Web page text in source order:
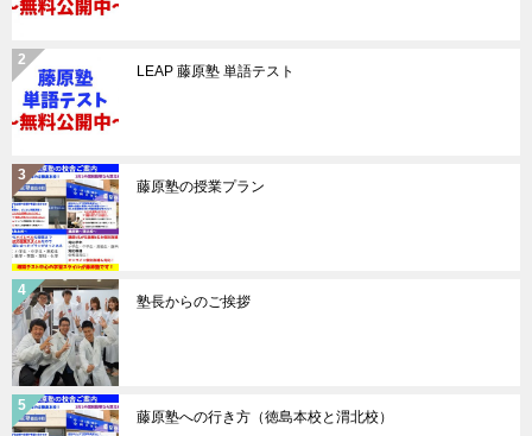
LEAP 藤原塾 単語テスト
藤原塾の授業プラン
塾長からのご挨拶
藤原塾への行き方（徳島本校と渭北校）